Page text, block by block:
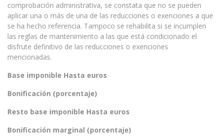
comprobación administrativa, se constata que no se pueden
aplicar una o más de una de las reducciones o exenciones a que
se ha hecho referencia. Tampoco se rehabilita si se incumplen
las reglas de mantenimiento a las que está condicionado el
disfrute definitivo de las reducciones o exenciones
mencionadas.
Base imponible Hasta euros
Bonificación (porcentaje)
Resto base imponible Hasta euros
Bonificación marginal (porcentaje)